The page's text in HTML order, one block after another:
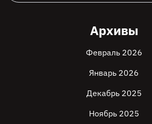
Архивы
Февраль 2026
Январь 2026
Декабрь 2025
Ноябрь 2025